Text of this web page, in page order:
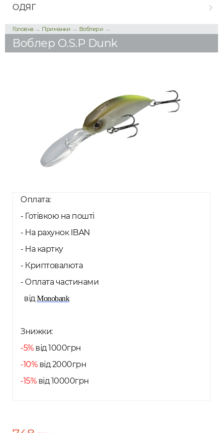
ОДЯГ
Головна→ Приманки → Воблери →
Воблер O.S.P Dunk
Оплата:
- Готівкою на пошті
- На рахунок IBAN
- На картку
- Криптовалюта
- Оплата частинами
відMonobank
Знижки:
-5%від 1000грн
-10%від 2000грн
-15%від 10000грн